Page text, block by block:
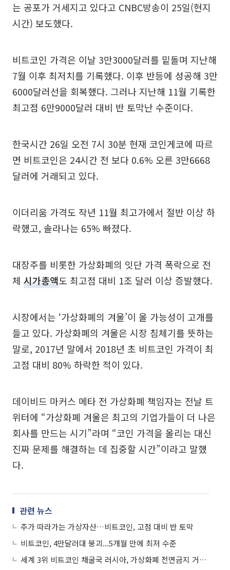
는 공포가 거세지고 있다고 CNBC방송이 25일(현지
시간) 보도했다.
비트코인 가격은 이날 3만3000달러를 밑돌며 지난해
7월 이후 최저치를 기록했다. 이후 반등에 성공해 3만
6000달러선을 회복했다. 그러나 지난해 11월 기록한
최고점 6만9000달러 대비 반 토막난 수준이다.
한국시간 26일 오전 7시 30분 현재 코인게코에 따르
면 비트코인은 24시간 전 보다 0.6% 오른 3만6668
달러에 거래되고 있다.
이더리움 가격도 작년 11월 최고가에서 절반 이상 하
락했고, 솔라나는 65% 빠졌다.
대장주를 비롯한 가상화폐의 잇단 가격 폭락으로 전
체 시가총액도 최고점 대비 1조 달러 이상 증발했다.
시장에서는 ‘가상화폐의 겨울’이 올 가능성이 고개를
들고 있다. 가상화폐의 겨울은 시장 침체기를 뜻하는
말로, 2017년 말에서 2018년 초 비트코인 가격이 최
고점 대비 80% 하락한 적이 있다.
데이비드 마커스 메타 전 가상화폐 책임자는 전날 트
위터에 “가상화폐 겨울은 최고의 기업가들이 더 나은
회사를 만드는 시기”라며 “코인 가격을 올리는 대신
진짜 문제를 해결하는 데 집중할 시간”이라고 말했
다.
관련 뉴스
주가 따라가는 가상자산…비트코인, 고점 대비 반 토막
비트코인, 4만달러대 붕괴...5개월 만에 최저 수준
세계 3위 비트코인 채굴국 러시아, 가상화폐 전면금지 거론...가격 급락